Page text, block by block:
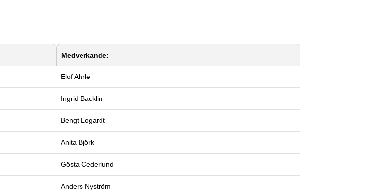
Medverkande:
Elof Ahrle
Ingrid Backlin
Bengt Logardt
Anita Björk
Gösta Cederlund
Anders Nyström